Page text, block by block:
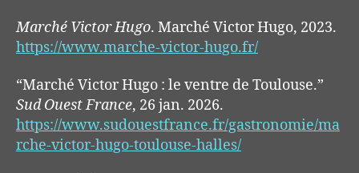
Marché Victor Hugo. Marché Victor Hugo, 2023.
https://www.marche-victor-hugo.fr/
“Marché Victor Hugo : le ventre de Toulouse.”
Sud Ouest France, 26 jan. 2026.
https://www.sudouestfrance.fr/gastronomie/ma
rche-victor-hugo-toulouse-halles/